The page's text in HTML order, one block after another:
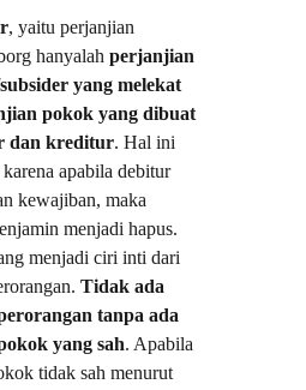
, yaitu perjanjian
hanyalah perjanjian
yang melekat
pokok yang dibuat
dan kreditur. Hal ini
apabila debitur
kewajiban, maka
menjadi hapus.
menjadi ciri inti dari
Tidak ada
tanpa ada
yang sah. Apabila
tidak sah menurut